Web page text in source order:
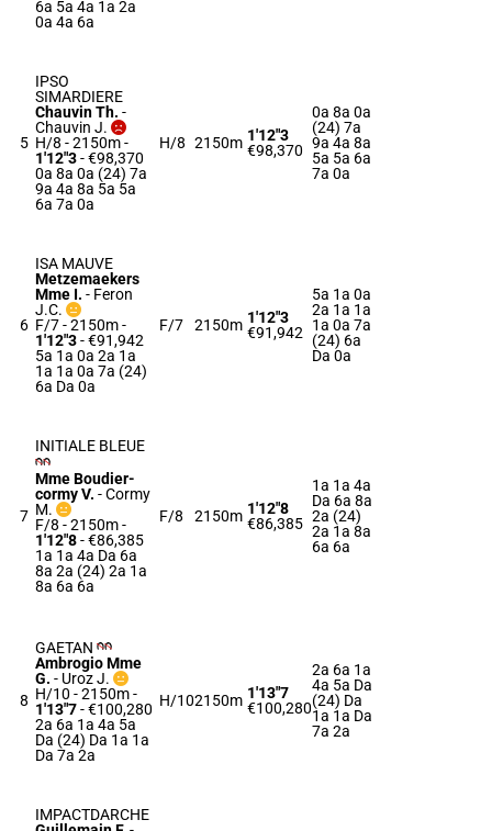
6a 5a 4a 1a 2a
0a 4a 6a
5
IPSO
SIMARDIERE
Chauvin Th. -
Chauvin J.
H/8 - 2150m-
1'12"3- €98,370
0a 8a 0a (24) 7a
9a 4a 8a 5a 5a
6a 7a 0a
H/8 2150m 1'12"3
€98,370
0a 8a 0a
(24) 7a
9a 4a 8a
5a 5a 6a
7a 0a
6
ISA MAUVE
Metzemaekers
Mme I. - Feron
J.C.
F/7 - 2150m-
1'12"3- €91,942
5a 1a 0a 2a 1a
1a 1a 0a 7a (24)
6a Da 0a
F/7 2150m 1'12"3
€91,942
5a 1a 0a
2a 1a 1a
1a 0a 7a
(24) 6a
Da 0a
7
INITIALE BLEUE
Mme Boudier-
cormy V. -Cormy
M.
F/8 - 2150m-
1'12"8- €86,385
1a 1a 4a Da 6a
8a 2a (24) 2a 1a
8a 6a 6a
F/8 2150m 1'12"8
€86,385
1a 1a 4a
Da 6a 8a
2a (24)
2a 1a 8a
6a 6a
8
GAETAN
Ambrogio Mme
G. - Uroz J.
H/10 - 2150m-
1'13"7- €100,280
2a 6a 1a 4a 5a
Da (24) Da 1a 1a
Da 7a 2a
H/102150m 1'13"7
€100,280
2a 6a 1a
4a 5a Da
(24) Da
1a 1a Da
7a 2a
IMPACTDARCHE